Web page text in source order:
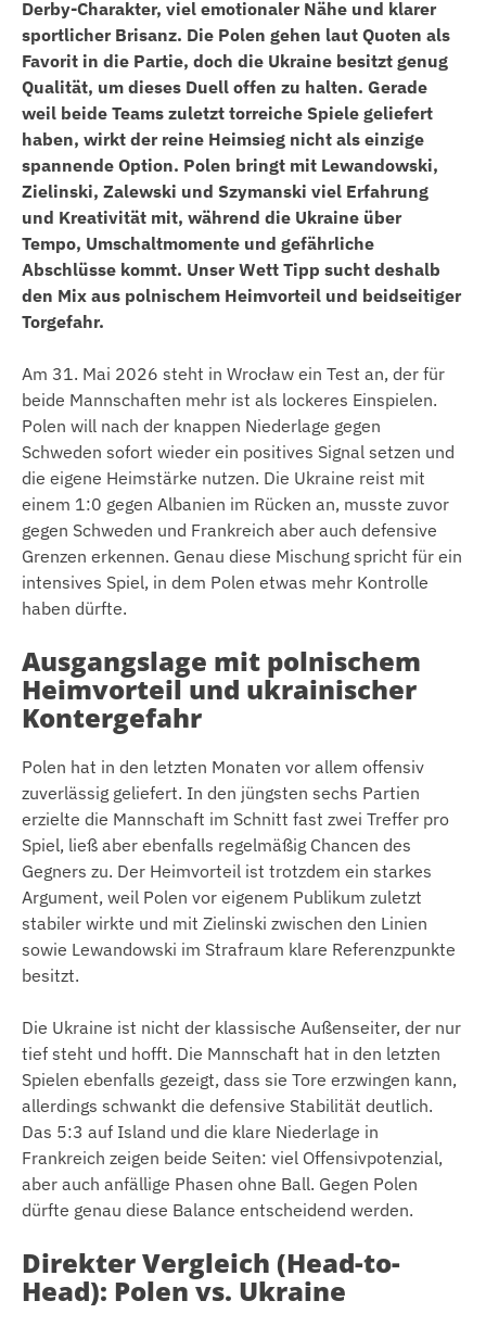
Derby-Charakter, viel emotionaler Nähe und klarer
sportlicher Brisanz. Die Polen gehen laut Quoten als
Favorit in die Partie, doch die Ukraine besitzt genug
Qualität, um dieses Duell offen zu halten. Gerade
weil beide Teams zuletzt torreiche Spiele geliefert
haben, wirkt der reine Heimsieg nicht als einzige
spannende Option. Polen bringt mit Lewandowski,
Zielinski, Zalewski und Szymanski viel Erfahrung
und Kreativität mit, während die Ukraine über
Tempo, Umschaltmomente und gefährliche
Abschlüsse kommt. Unser Wett Tipp sucht deshalb
den Mix aus polnischem Heimvorteil und beidseitiger
Torgefahr.
Am 31. Mai 2026 steht in Wrocław ein Test an, der für
beide Mannschaften mehr ist als lockeres Einspielen.
Polen will nach der knappen Niederlage gegen
Schweden sofort wieder ein positives Signal setzen und
die eigene Heimstärke nutzen. Die Ukraine reist mit
einem 1:0 gegen Albanien im Rücken an, musste zuvor
gegen Schweden und Frankreich aber auch defensive
Grenzen erkennen. Genau diese Mischung spricht für ein
intensives Spiel, in dem Polen etwas mehr Kontrolle
haben dürfte.
Ausgangslage mit polnischem
Heimvorteil und ukrainischer
Kontergefahr
Polen hat in den letzten Monaten vor allem offensiv
zuverlässig geliefert. In den jüngsten sechs Partien
erzielte die Mannschaft im Schnitt fast zwei Treffer pro
Spiel, ließ aber ebenfalls regelmäßig Chancen des
Gegners zu. Der Heimvorteil ist trotzdem ein starkes
Argument, weil Polen vor eigenem Publikum zuletzt
stabiler wirkte und mit Zielinski zwischen den Linien
sowie Lewandowski im Strafraum klare Referenzpunkte
besitzt.
Die Ukraine ist nicht der klassische Außenseiter, der nur
tief steht und hofft. Die Mannschaft hat in den letzten
Spielen ebenfalls gezeigt, dass sie Tore erzwingen kann,
allerdings schwankt die defensive Stabilität deutlich.
Das 5:3 auf Island und die klare Niederlage in
Frankreich zeigen beide Seiten: viel Offensivpotenzial,
aber auch anfällige Phasen ohne Ball. Gegen Polen
dürfte genau diese Balance entscheidend werden.
Direkter Vergleich (Head-to-
Head): Polen vs. Ukraine